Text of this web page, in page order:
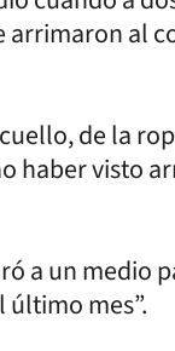
al
de la
haber visto
a un medio
último mes”.